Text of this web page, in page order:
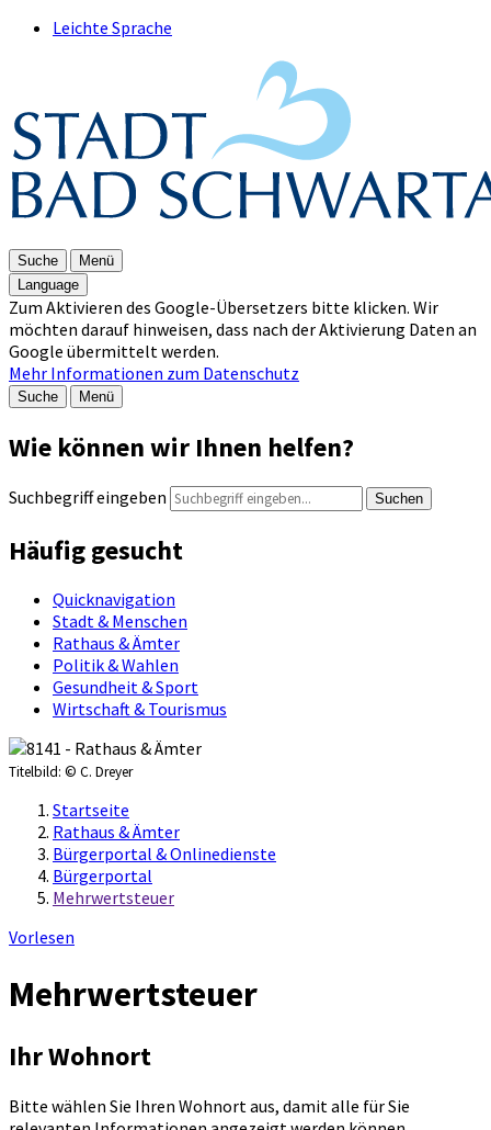
Leichte Sprache
Suche
Menü
Language
Zum Aktivieren des Google-Übersetzers bitte klicken. Wir
möchten darauf hinweisen, dass nach der Aktivierung Daten an
Google übermittelt werden.
Mehr Informationen zum Datenschutz
Suche Menü
Wie können wir Ihnen helfen?
Suchbegriff eingeben Suchen
Häufig gesucht
Quicknavigation
Stadt & Menschen
Rathaus & Ämter
Politik & Wahlen
Gesundheit & Sport
Wirtschaft & Tourismus
Titelbild: © C. Dreyer
Startseite
Rathaus & Ämter
Bürgerportal & Onlinedienste
Bürgerportal
Mehrwertsteuer
Vorlesen
Mehrwertsteuer
Ihr Wohnort
Bitte wählen Sie Ihren Wohnort aus, damit alle für Sie